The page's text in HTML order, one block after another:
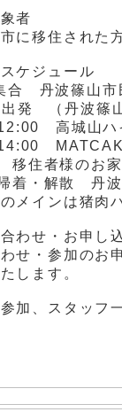
者
市に移住され
ケジュール
丹波篠山市民
（丹波篠山
高城山ハ
住者様のお家
・解散 丹波
のメインは猪肉
わせ・お申し
せ・参加のお
します。
加、スタッフ